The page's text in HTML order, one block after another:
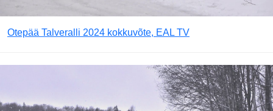
Otepää Talveralli 2024 kokkuvõte, EAL TV